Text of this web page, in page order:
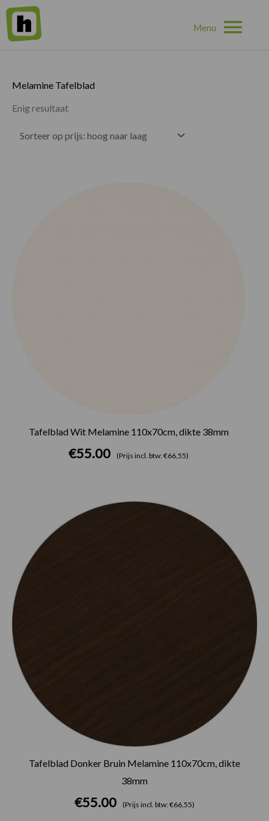
Home»
Melamine Tafelblad
Enig resultaat
Tafelblad Wit Melamine 110x70cm, dikte 38mm
€55.00 (Prijs incl. btw: €66,55)
Tafelblad Donker Bruin Melamine 110x70cm, dikte
38mm
€55.00 (Prijs incl. btw: €66,55)